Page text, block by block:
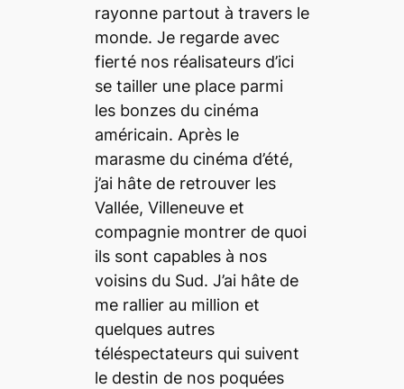
rayonne partout à travers le
monde. Je regarde avec
fierté nos réalisateurs d’ici
se tailler une place parmi
les bonzes du cinéma
américain. Après le
marasme du cinéma d’été,
j’ai hâte de retrouver les
Vallée, Villeneuve et
compagnie montrer de quoi
ils sont capables à nos
voisins du Sud. J’ai hâte de
me rallier au million et
quelques autres
téléspectateurs qui suivent
le destin de nos poquées